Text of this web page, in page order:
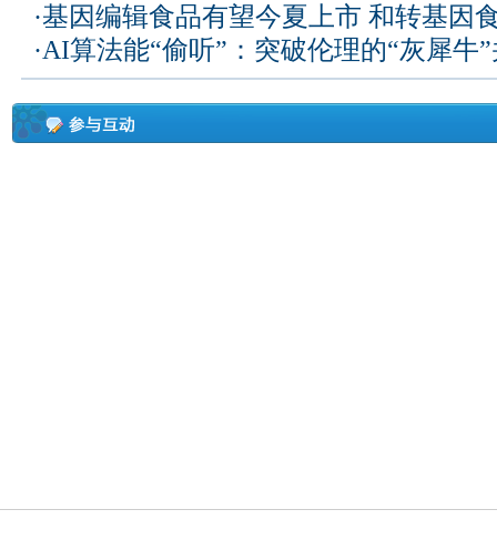
·基因编辑食品有望今夏上市 和转基因
·AI算法能“偷听”：突破伦理的“灰犀牛